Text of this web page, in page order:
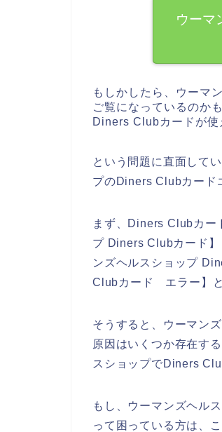
ウーマ
もしかしたら、ウーマ
ご覧になっているのか
Diners Clubカードが使
という問題に直面して
プのDiners Clubカード
まず、Diners Clubカー
プ Diners Clubカード
ンズヘルスショップ
Clubカード エラー】と
そうすると、ウーマン
原因はいくつか存在す
スショップでDiners
もし、ウーマンズヘル
って困っている方は、